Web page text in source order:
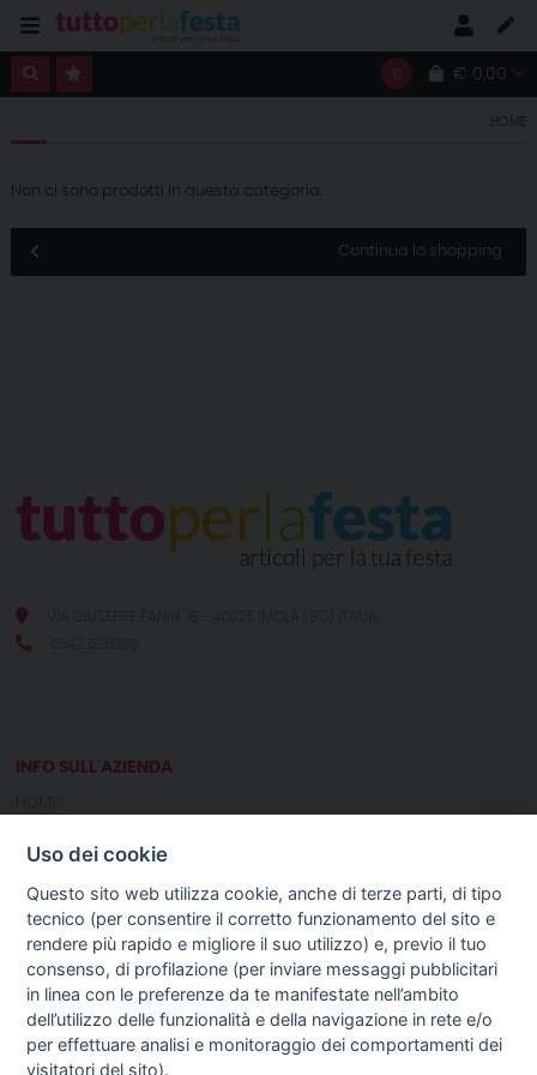
0 € 0,00
HOME
Non ci sono prodotti in questa categoria.
Continua lo shopping
INFO SULL'AZIENDA
NOTIZIE
GUIDA AGLI ACQUISTI
PROCEDURA DI ACQUISTO
DIRITTO DI RECESSO
SPEDIZIONI E COSTI
Uso dei cookie
Questo sito web utilizza cookie, anche di terze parti, di tipo
tecnico (per consentire il corretto funzionamento del sito e
rendere più rapido e migliore il suo utilizzo) e, previo il tuo
consenso, di profilazione (per inviare messaggi pubblicitari
in linea con le preferenze da te manifestate nell’ambito
dell’utilizzo delle funzionalità e della navigazione in rete e/o
per effettuare analisi e monitoraggio dei comportamenti dei
visitatori del sito).